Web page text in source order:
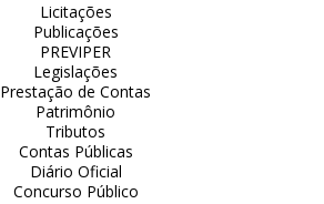
Licitações
Publicações
PREVIPER
Legislações
Prestação de Contas
Patrimônio
Tributos
Contas Públicas
Diário Oficial
Concurso Público